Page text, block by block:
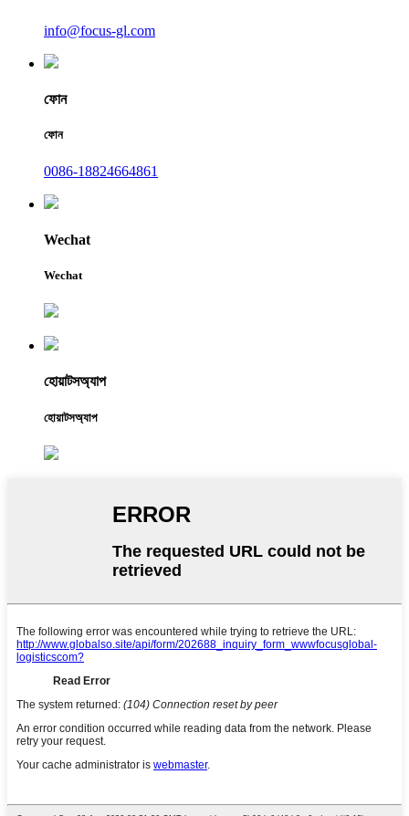
info@focus-gl.com
ফোন
ফোন
0086-18824664861
Wechat
Wechat
হোয়াটসঅ্যাপ
হোয়াটসঅ্যাপ